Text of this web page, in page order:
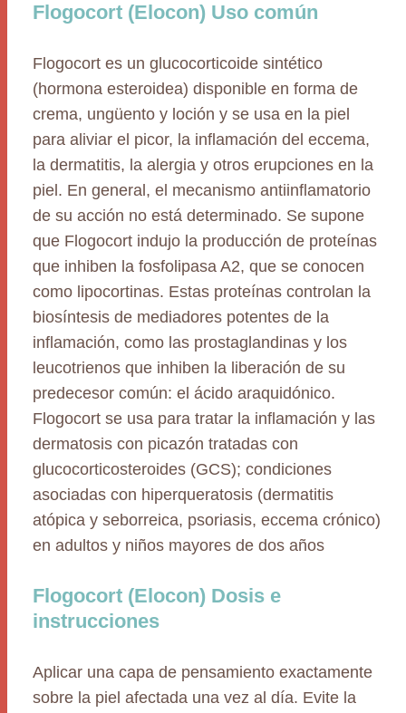
Flogocort (Elocon) Uso común
Flogocort es un glucocorticoide sintético
(hormona esteroidea) disponible en forma de
crema, ungüento y loción y se usa en la piel
para aliviar el picor, la inflamación del eccema,
la dermatitis, la alergia y otros erupciones en la
piel. En general, el mecanismo antiinflamatorio
de su acción no está determinado. Se supone
que Flogocort indujo la producción de proteínas
que inhiben la fosfolipasa A2, que se conocen
como lipocortinas. Estas proteínas controlan la
biosíntesis de mediadores potentes de la
inflamación, como las prostaglandinas y los
leucotrienos que inhiben la liberación de su
predecesor común: el ácido araquidónico.
Flogocort se usa para tratar la inflamación y las
dermatosis con picazón tratadas con
glucocorticosteroides (GCS); condiciones
asociadas con hiperqueratosis (dermatitis
atópica y seborreica, psoriasis, eccema crónico)
en adultos y niños mayores de dos años
Flogocort (Elocon) Dosis e
instrucciones
Aplicar una capa de pensamiento exactamente
sobre la piel afectada una vez al día. Evite la